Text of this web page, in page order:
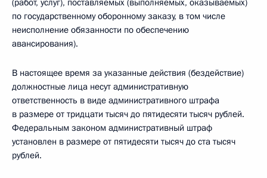
(работ, услуг), поставляемых (выполняемых, оказываемых)
по государственному оборонному заказу, в том числе
неисполнение обязанности по обеспечению
авансирования).
В настоящее время за указанные действия (бездействие)
должностные лица несут административную
ответственность в виде административного штрафа
в размере от тридцати тысяч до пятидесяти тысяч рублей.
Федеральным законом административный штраф
установлен в размере от пятидесяти тысяч до ста тысяч
рублей.